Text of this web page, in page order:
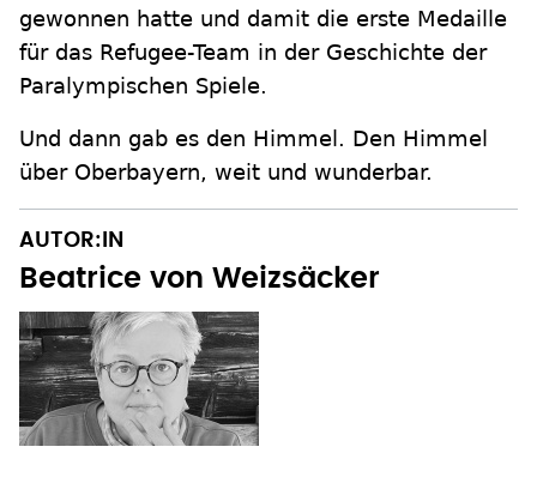
gewonnen hatte und damit die erste Medaille
für das Refugee-Team in der Geschichte der
Paralympischen Spiele.
Und dann gab es den Himmel. Den Himmel
über Oberbayern, weit und wunderbar.
AUTOR:IN
Beatrice von Weizsäcker